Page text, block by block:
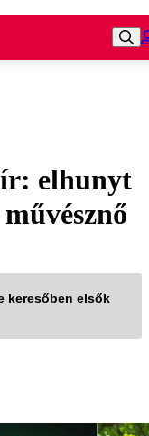
elhunyt
keresőben elsők